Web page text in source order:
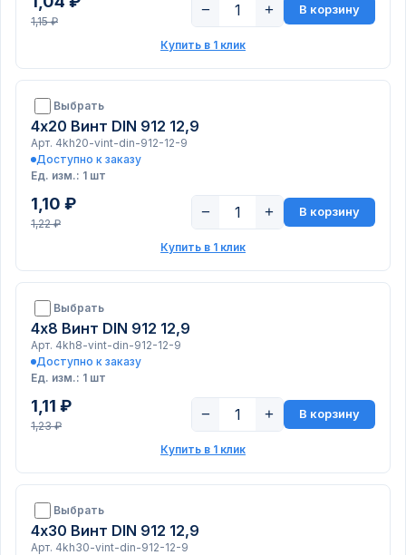
1,15 ₽
− + В корзину
Купить в 1 клик
Выбрать
4х20 Винт DIN 912 12,9
Арт. 4kh20-vint-din-912-12-9
Доступно к заказу
Ед. изм.: 1 шт
1,10 ₽
1,22 ₽
− + В корзину
Купить в 1 клик
Выбрать
4х8 Винт DIN 912 12,9
Арт. 4kh8-vint-din-912-12-9
Доступно к заказу
Ед. изм.: 1 шт
1,11 ₽
1,23 ₽
− + В корзину
Купить в 1 клик
Выбрать
4х30 Винт DIN 912 12,9
Арт. 4kh30-vint-din-912-12-9